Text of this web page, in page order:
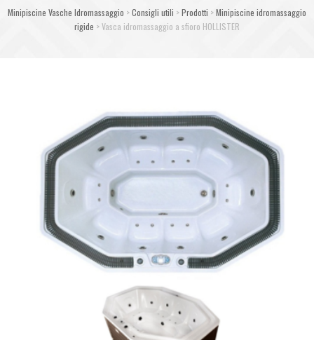
Minipiscine Vasche Idromassaggio >Consigli utili > Prodotti >Minipiscine idromassaggio
rigide >Vasca idromassaggio a sfioro HOLLISTER